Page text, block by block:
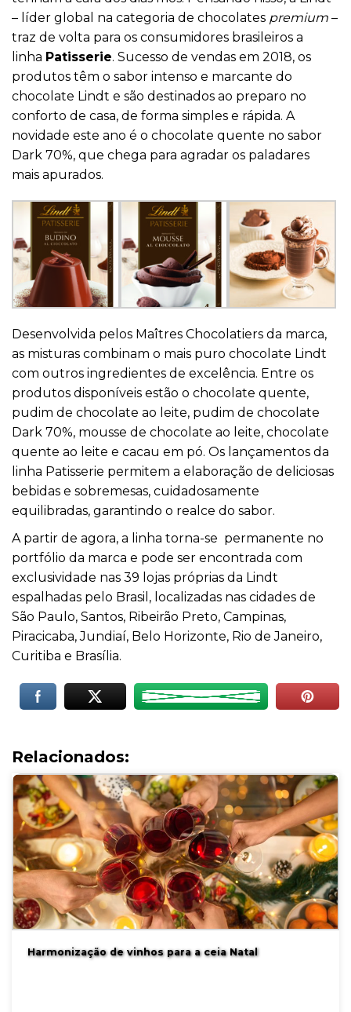
– líder global na categoria de chocolates premium –
traz de volta para os consumidores brasileiros a
linha Patisserie. Sucesso de vendas em 2018, os
produtos têm o sabor intenso e marcante do
chocolate Lindt e são destinados ao preparo no
conforto de casa, de forma simples e rápida. A
novidade este ano é o chocolate quente no sabor
Dark 70%, que chega para agradar os paladares
mais apurados.
Desenvolvida pelos Maîtres Chocolatiers da marca,
as misturas combinam o mais puro chocolate Lindt
com outros ingredientes de excelência. Entre os
produtos disponíveis estão o chocolate quente,
pudim de chocolate ao leite, pudim de chocolate
Dark 70%, mousse de chocolate ao leite, chocolate
quente ao leite e cacau em pó. Os lançamentos da
linha Patisserie permitem a elaboração de deliciosas
bebidas e sobremesas, cuidadosamente
equilibradas, garantindo o realce do sabor.
A partir de agora, a linha torna-se permanente no
portfólio da marca e pode ser encontrada com
exclusividade nas 39 lojas próprias da Lindt
espalhadas pelo Brasil, localizadas nas cidades de
São Paulo, Santos, Ribeirão Preto, Campinas,
Piracicaba, Jundiaí, Belo Horizonte, Rio de Janeiro,
Curitiba e Brasília.
Relacionados:
Harmonização de vinhos para a ceia Natal